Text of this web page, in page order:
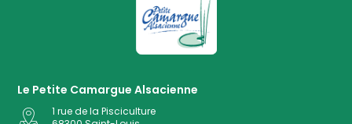
Le Petite Camargue Alsacienne
1 rue de la Pisciculture